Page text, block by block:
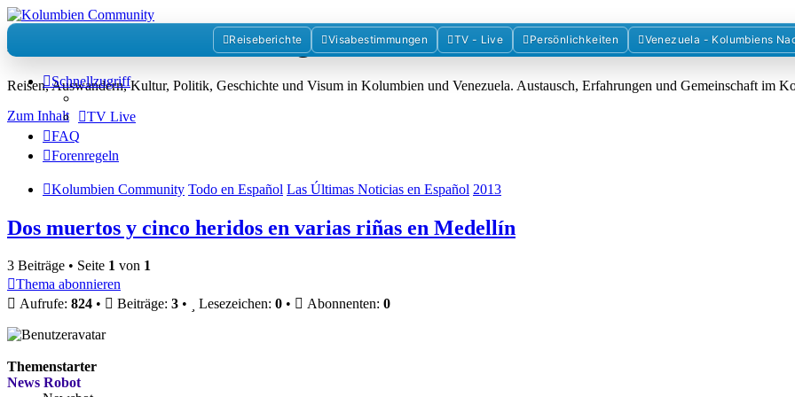
Kolumbienforum - Das grosse Forum der Freunde Kolumbiens
Reisen, Auswandern, Kultur, Politik, Geschichte und Visum in Kolumbien und Venezuela. Austausch, Erfahrungen und Gemeinschaft im
Zum Inhalt
Reiseberichte Visabestimmungen TV - Live Persönlichkeiten Venezuela - Kolumbiens
Schnellzugriff
TV Live
FAQ
Forenregeln
Kolumbien Community Todo en Español Las Últimas Noticias en Español 2013
Dos muertos y cinco heridos en varias riñas en Medellín
3 Beiträge • Seite 1 von 1
Thema abonnieren
Aufrufe: 824 • Beiträge: 3 • Lesezeichen: 0 • Abonnenten: 0
Themenstarter
News Robot